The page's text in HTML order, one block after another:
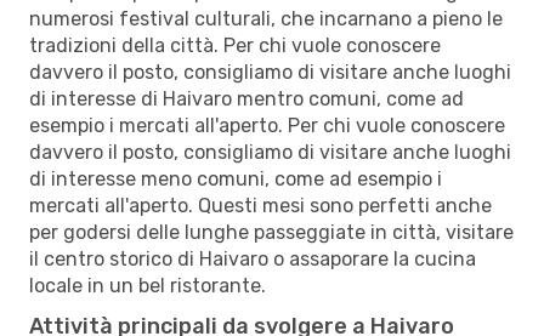
numerosi festival culturali, che incarnano a pieno le
tradizioni della città. Per chi vuole conoscere
davvero il posto, consigliamo di visitare anche luoghi
di interesse di Haivaro mentro comuni, come ad
esempio i mercati all'aperto. Per chi vuole conoscere
davvero il posto, consigliamo di visitare anche luoghi
di interesse meno comuni, come ad esempio i
mercati all'aperto. Questi mesi sono perfetti anche
per godersi delle lunghe passeggiate in città, visitare
il centro storico di Haivaro o assaporare la cucina
locale in un bel ristorante.
Attività principali da svolgere a Haivaro